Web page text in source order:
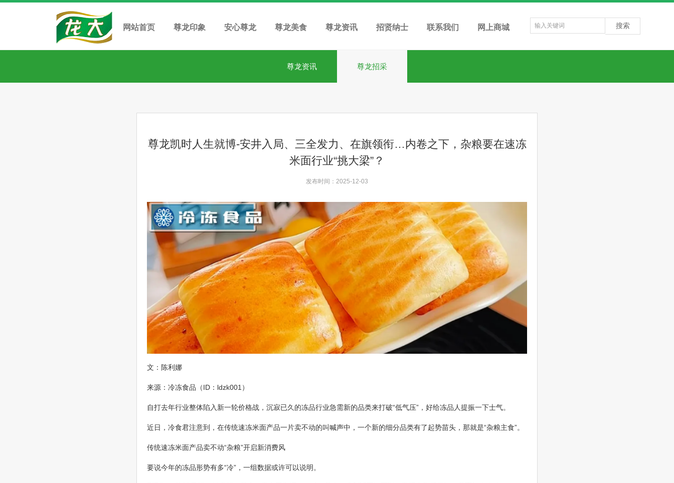
网站首页 尊龙印象 安心尊龙 尊龙美食 尊龙资讯 招贤纳士 联系我们 网上商城 搜索
尊龙资讯 尊龙招采
尊龙凯时人生就博-安井入局、三全发力、在旗领衔…内卷之下，杂粮要在速冻
米面行业“挑大梁”？
发布时间：2025-12-03
文：陈利娜
来源：冷冻食品（ID：ldzk001）
自打去年行业整体陷入新一轮价格战，沉寂已久的冻品行业急需新的品类来打破“低气压”，好给冻品人提振一下士气。
近日，冷食君注意到，在传统速冻米面产品一片卖不动的叫喊声中，一个新的细分品类有了起势苗头，那就是“杂粮主食”。
传统速冻米面产品卖不动“杂粮”开启新消费风
要说今年的冻品形势有多“冷”，一组数据或许可以说明。